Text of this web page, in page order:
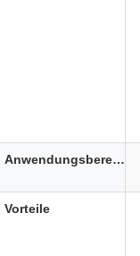
Anwendungsbereich
Vorteile